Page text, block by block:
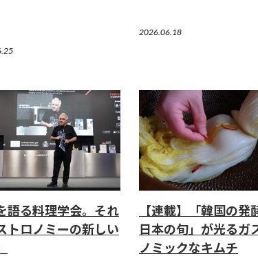
2026.06.18
語る料理学会。それ
トロノミーの新しい
【連載】「韓国の発
日本の旬」が光るガ
ノミックなキムチ